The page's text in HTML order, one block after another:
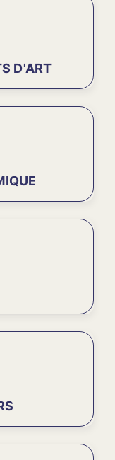
D'ART